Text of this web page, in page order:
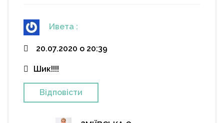
Ивета :
20.07.2020 о 20:39
Шик!!!!
Відповіcти